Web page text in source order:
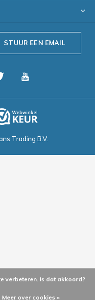
STUUR EEN EMAIL
Trading B.V.
verbeteren. Is dat akkoord?
Meer over cookies »